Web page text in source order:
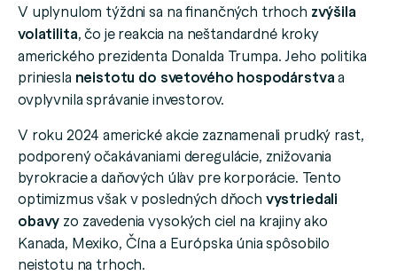
V uplynulom týždni sa na finančných trhoch zvýšila
volatilita, čo je reakcia na neštandardné kroky
amerického prezidenta Donalda Trumpa. Jeho politika
priniesla neistotu do svetového hospodárstvaa
ovplyvnila správanie investorov.
V roku 2024 americké akcie zaznamenali prudký rast,
podporený očakávaniami deregulácie, znižovania
byrokracie a daňových úľav pre korporácie. Tento
optimizmus však v posledných dňoch vystriedali
obavy zo zavedenia vysokých ciel na krajiny ako
Kanada, Mexiko, Čína a Európska únia spôsobilo
neistotu na trhoch.